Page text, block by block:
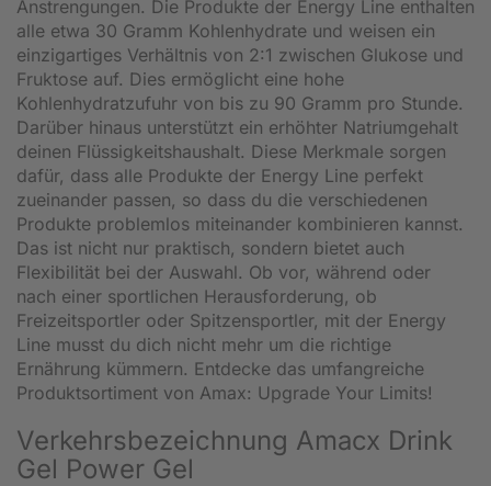
Anstrengungen. Die Produkte der Energy Line enthalten
alle etwa 30 Gramm Kohlenhydrate und weisen ein
einzigartiges Verhältnis von 2:1 zwischen Glukose und
Fruktose auf. Dies ermöglicht eine hohe
Kohlenhydratzufuhr von bis zu 90 Gramm pro Stunde.
Darüber hinaus unterstützt ein erhöhter Natriumgehalt
deinen Flüssigkeitshaushalt. Diese Merkmale sorgen
dafür, dass alle Produkte der Energy Line perfekt
zueinander passen, so dass du die verschiedenen
Produkte problemlos miteinander kombinieren kannst.
Das ist nicht nur praktisch, sondern bietet auch
Flexibilität bei der Auswahl. Ob vor, während oder
nach einer sportlichen Herausforderung, ob
Freizeitsportler oder Spitzensportler, mit der Energy
Line musst du dich nicht mehr um die richtige
Ernährung kümmern. Entdecke das umfangreiche
Produktsortiment von Amax: Upgrade Your Limits!
Verkehrsbezeichnung Amacx Drink
Gel Power Gel